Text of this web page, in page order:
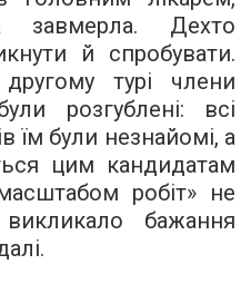
завмерла. Дехто
й спробувати.
турі члени
розгублені: всі
їм були незнайомі, а
цим кандидатам
робіт» не
бажання